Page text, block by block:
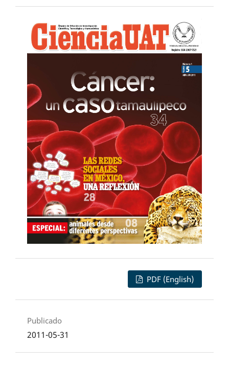
PDF (English)
Publicado
2011-05-31